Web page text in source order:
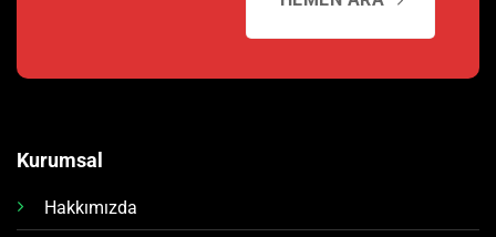
Kurumsal
Hakkımızda